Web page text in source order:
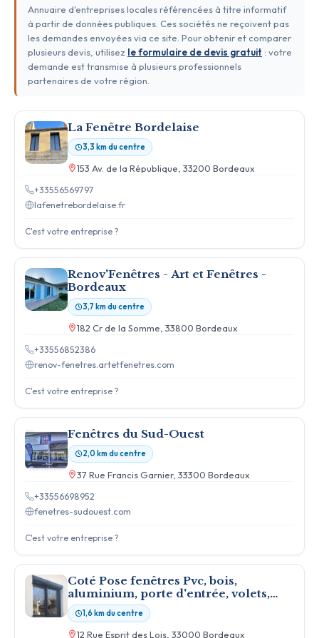
Annuaire d'entreprises locales référencées à titre informatif
à partir de données publiques. Ces sociétés ne reçoivent pas
les demandes envoyées via ce site. Pour obtenir et comparer
plusieurs devis, utilisez le formulaire de devis gratuit : votre
demande est transmise à plusieurs professionnels
partenaires de votre région.
La Fenêtre Bordelaise
3,3 km du centre
153 Av. de la République, 33200 Bordeaux
+33556569797
lafenetrebordelaise.fr
C'est votre entreprise ?
Renov'Fenêtres - Art et Fenêtres -
Bordeaux
3,7 km du centre
182 Cr de la Somme, 33800 Bordeaux
+33556852386
renov-fenetres.artetfenetres.com
C'est votre entreprise ?
Fenêtres du Sud-Ouest
2,0 km du centre
37 Rue Francis Garnier, 33300 Bordeaux
+33556698952
fenetres-sudouest.com
C'est votre entreprise ?
Coté Pose fenêtres Pvc, bois,
aluminium, porte d'entrée, volets,
pergolas à Bordeaux 33
1,6 km du centre
12 Rue Esprit des Lois, 33000 Bordeaux